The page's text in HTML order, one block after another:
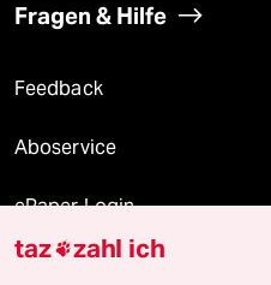
Fragen & Hilfe
Feedback
Aboservice
ePaper Login
Downloads für Abonnierende
taz zahl ich